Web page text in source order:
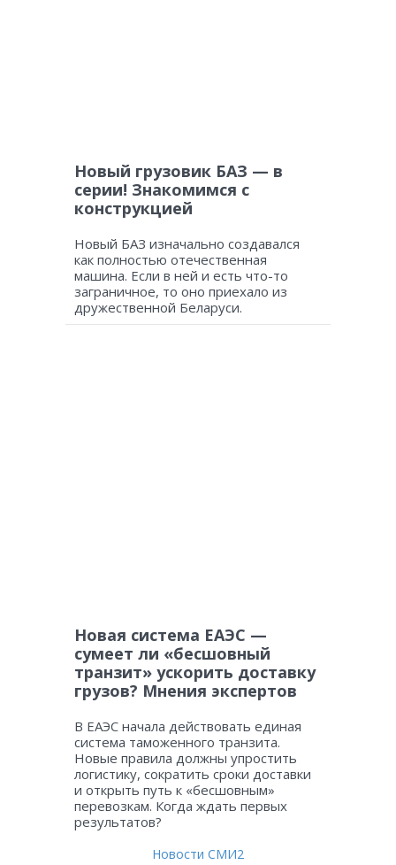
Новый грузовик БАЗ — в
серии! Знакомимся с
конструкцией
Новый БАЗ изначально создавался
как полностью отечественная
машина. Если в ней и есть что-то
заграничное, то оно приехало из
дружественной Беларуси.
Новая система ЕАЭС —
сумеет ли «бесшовный
транзит» ускорить доставку
грузов? Мнения экспертов
В ЕАЭС начала действовать единая
система таможенного транзита.
Новые правила должны упростить
логистику, сократить сроки доставки
и открыть путь к «бесшовным»
перевозкам. Когда ждать первых
результатов?
Новости СМИ2